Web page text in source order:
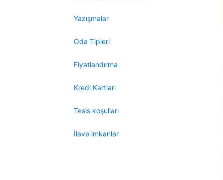
Yazışmalar
Oda Tipleri
Fiyatlandırma
Kredi Kartları
Tesis koşulları
İlave imkanlar